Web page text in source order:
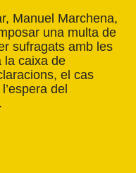
Manuel Marchena,
una multa de
sufragats amb les
la caixa de
el cas
del